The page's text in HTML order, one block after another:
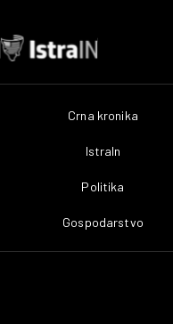
Crna kronika
IstraIn
Politika
Gospodarstvo